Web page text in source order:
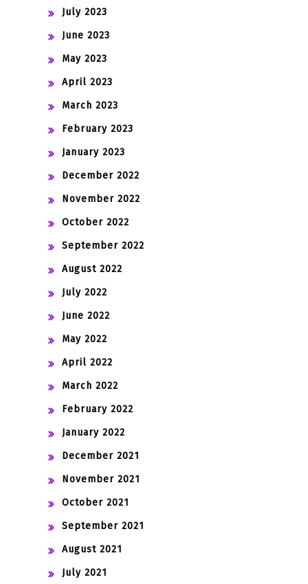
July 2023
June 2023
May 2023
April 2023
March 2023
February 2023
January 2023
December 2022
November 2022
October 2022
September 2022
August 2022
July 2022
June 2022
May 2022
April 2022
March 2022
February 2022
January 2022
December 2021
November 2021
October 2021
September 2021
August 2021
July 2021